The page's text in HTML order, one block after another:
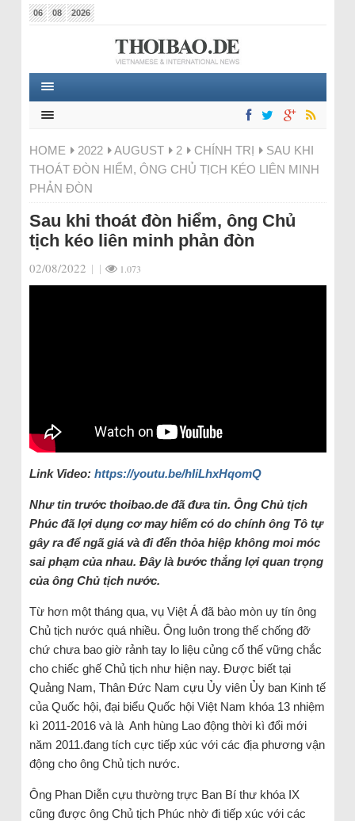
06 08 2026
HOME 2022 AUGUST 2 CHÍNH TRỊ
SAU KHI
THOÁT ĐÒN HIỂM, ÔNG CHỦ TỊCH KÉO LIÊN MINH
PHẢN ĐÒN
Sau khi thoát đòn hiểm, ông Chủ
tịch kéo liên minh phản đòn
02/08/2022 | | 1.073
Link Video: https://youtu.be/hIiLhxHqomQ
Như tin trước thoibao.de đã đưa tin. Ông Chủ tịch
Phúc đã lợi dụng cơ may hiếm có do chính ông Tô tự
gây ra để ngã giá và đi đến thỏa hiệp không moi móc
sai phạm của nhau. Đây là bước thắng lợi quan trọng
của ông Chủ tịch nước.
Từ hơn một tháng qua, vụ Việt Á đã bào mòn uy tín ông
Chủ tịch nước quá nhiều. Ông luôn trong thế chống đỡ
chứ chưa bao giờ rảnh tay lo liệu củng cố thế vững chắc
cho chiếc ghế Chủ tịch như hiện nay. Được biết tại
Quảng Nam, Thân Đức Nam cựu Ủy viên Ủy ban Kinh tế
của Quốc hội, đại biểu Quốc hội Việt Nam khóa 13 nhiệm
kì 2011-2016 và là Anh hùng Lao động thời kì đổi mới
năm 2011.đang tích cực tiếp xúc với các địa phương vận
động cho ông Chủ tịch nước.
Ông Phan Diễn cựu thường trực Ban Bí thư khóa IX
cũng được ông Chủ tịch Phúc nhờ đi tiếp xúc với các